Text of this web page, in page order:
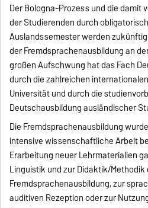
Der Bologna-Prozess und die damit
der Studierenden durch
Auslandssemester werden
der Fremdsprachenausbildung an
großen Aufschwung hat das Fach
durch die zahlreichen
Universität und durch die
Deutschausbildung ausländischer
Die Fremdsprachenausbildung
intensive wissenschaftliche Arbeit
Erarbeitung neuer Lehrmaterialien
Linguistik und zur Didaktik/Methodik
Fremdsprachenausbildung, zur
auditiven Rezeption oder zur